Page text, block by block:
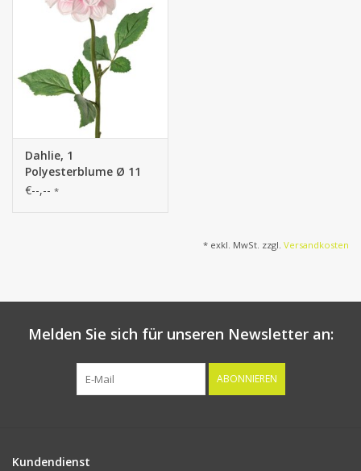
Dahlie, 1
Polyesterblume Ø 11
cm, 2 Blattsätze (6
€--,-- *
* exkl. MwSt. zzgl. Versandkosten
Melden Sie sich für unseren Newsletter an:
ABONNIEREN
Kundendienst